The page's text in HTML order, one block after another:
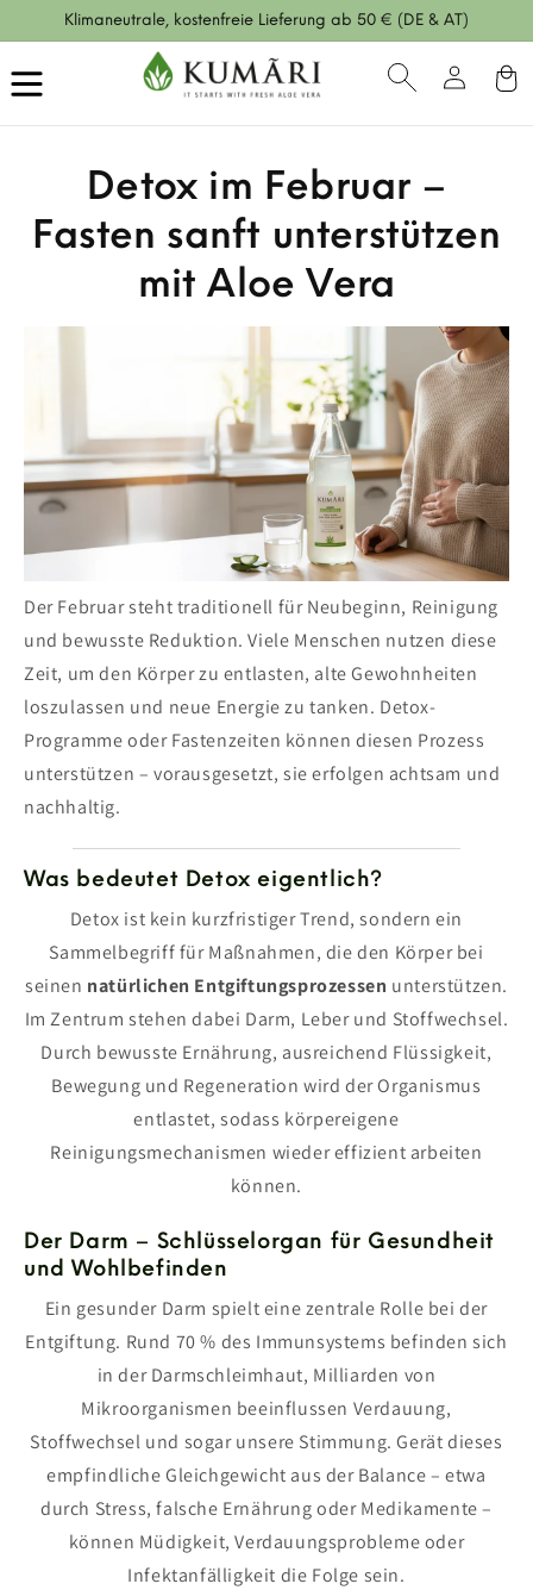
zum
Inhalt
Klimaneutrale, kostenfreie Lieferung ab 50 € (DE & AT)
Einloggen
Detox im Februar –
Fasten sanft unterstützen
mit Aloe Vera
Der Februar steht traditionell für Neubeginn, Reinigung
und bewusste Reduktion. Viele Menschen nutzen diese
Zeit, um den Körper zu entlasten, alte Gewohnheiten
loszulassen und neue Energie zu tanken. Detox-
Programme oder Fastenzeiten können diesen Prozess
unterstützen – vorausgesetzt, sie erfolgen achtsam und
nachhaltig.
Was bedeutet Detox eigentlich?
Detox ist kein kurzfristiger Trend, sondern ein
Sammelbegriff für Maßnahmen, die den Körper bei
seinen natürlichen Entgiftungsprozessen unterstützen.
Im Zentrum stehen dabei Darm, Leber und Stoffwechsel.
Durch bewusste Ernährung, ausreichend Flüssigkeit,
Bewegung und Regeneration wird der Organismus
entlastet, sodass körpereigene
Reinigungsmechanismen wieder effizient arbeiten
können.
Der Darm – Schlüsselorgan für Gesundheit
und Wohlbefinden
Ein gesunder Darm spielt eine zentrale Rolle bei der
Entgiftung. Rund 70 % des Immunsystems befinden sich
in der Darmschleimhaut, Milliarden von
Mikroorganismen beeinflussen Verdauung,
Stoffwechsel und sogar unsere Stimmung. Gerät dieses
empfindliche Gleichgewicht aus der Balance – etwa
durch Stress, falsche Ernährung oder Medikamente –
können Müdigkeit, Verdauungsprobleme oder
Infektanfälligkeit die Folge sein.